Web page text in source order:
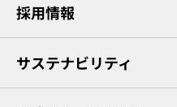
採用情報
サステナビリティ